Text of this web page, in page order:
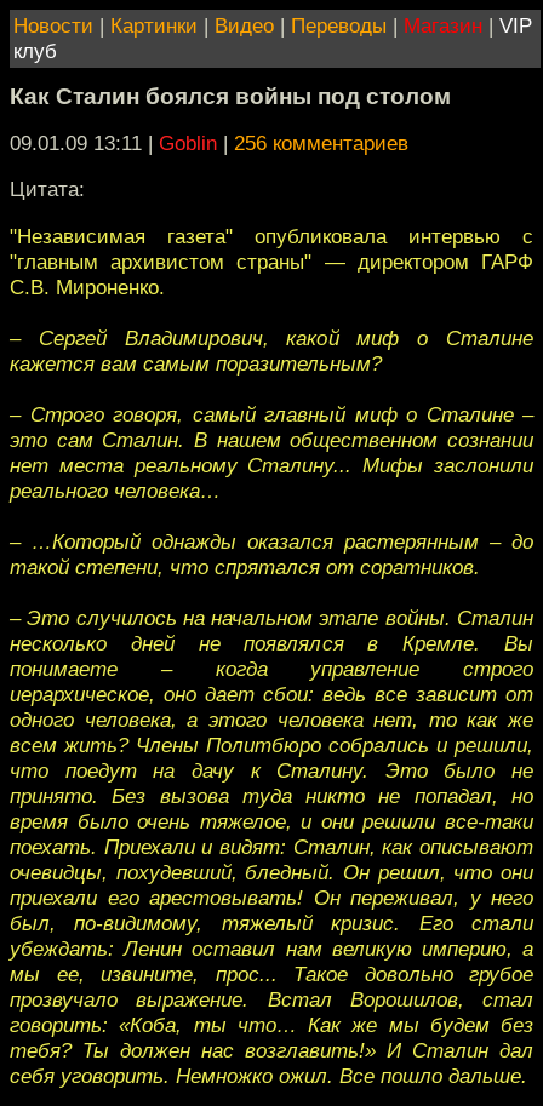
Новости | Картинки | Видео | Переводы | Магазин | VIP
клуб
Как Сталин боялся войны под столом
09.01.09 13:11 | Goblin | 256 комментариев
Цитата:
"Независимая газета" опубликовала интервью с
"главным архивистом страны" — директором ГАРФ
С.В. Мироненко.
– Сергей Владимирович, какой миф о Сталине
кажется вам самым поразительным?
– Строго говоря, самый главный миф о Сталине –
это сам Сталин. В нашем общественном сознании
нет места реальному Сталину... Мифы заслонили
реального человека…
– …Который однажды оказался растерянным – до
такой степени, что спрятался от соратников.
– Это случилось на начальном этапе войны. Сталин
несколько дней не появлялся в Кремле. Вы
понимаете – когда управление строго
иерархическое, оно дает сбои: ведь все зависит от
одного человека, а этого человека нет, то как же
всем жить? Члены Политбюро собрались и решили,
что поедут на дачу к Сталину. Это было не
принято. Без вызова туда никто не попадал, но
время было очень тяжелое, и они решили все-таки
поехать. Приехали и видят: Сталин, как описывают
очевидцы, похудевший, бледный. Он решил, что они
приехали его арестовывать! Он переживал, у него
был, по-видимому, тяжелый кризис. Его стали
убеждать: Ленин оставил нам великую империю, а
мы ее, извините, прос... Такое довольно грубое
прозвучало выражение. Встал Ворошилов, стал
говорить: «Коба, ты что… Как же мы будем без
тебя? Ты должен нас возглавить!» И Сталин дал
себя уговорить. Немножко ожил. Все пошло дальше.